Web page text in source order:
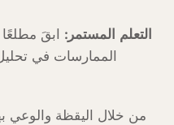
التعلم المستمر: ابقَ
الممارسات في
من خلال اليقظة والوعي